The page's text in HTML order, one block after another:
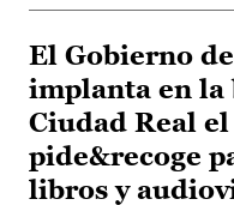
El Gobierno
implanta en la
Ciudad Real
pide&recoge
libros y